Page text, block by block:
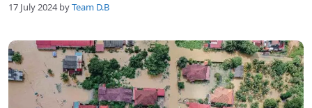
17 July 2024 byTeam D.B